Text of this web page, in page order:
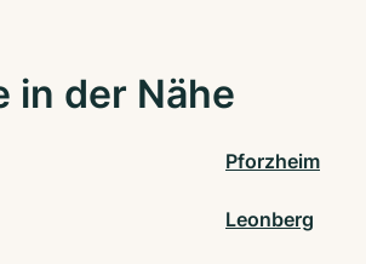
in der Nähe
Pforzheim
Leonberg